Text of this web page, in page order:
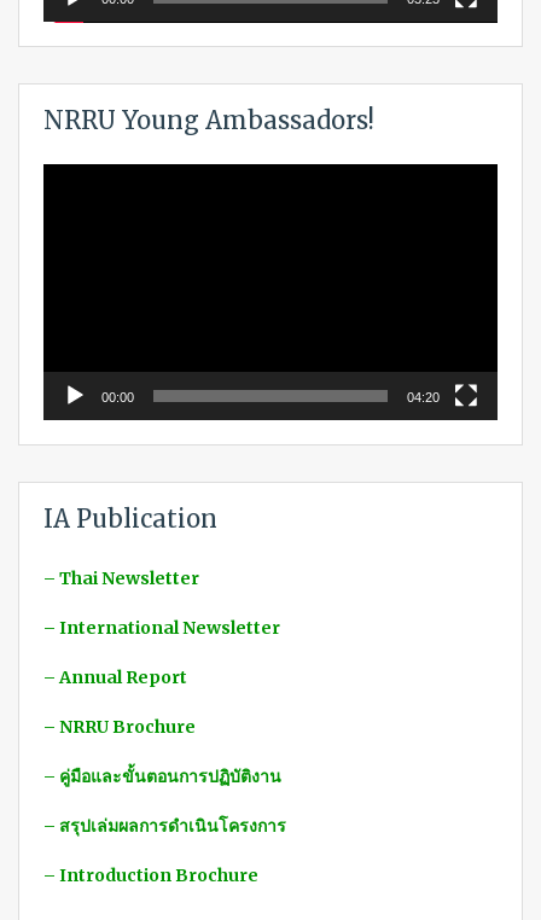
NRRU Young Ambassadors!
00:00 04:20
IA Publication
– Thai Newsletter
– International Newsletter
– Annual Report
– NRRU Brochure
– คู่มือและขั้นตอนการปฏิบัติงาน
– สรุปเล่มผลการดำเนินโครงการ
– Introduction Brochure